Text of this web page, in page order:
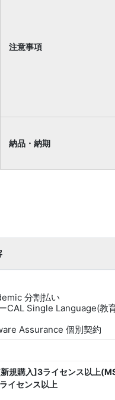
注意事項
納品・納期
分割払い
CAL Single Language(教
Assurance 個別契約
規購入]3ライセンス以上
イセンス以上